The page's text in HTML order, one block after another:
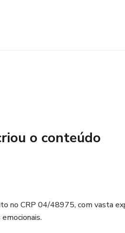
o conteúdo
no CRP 04/48975, com vasta